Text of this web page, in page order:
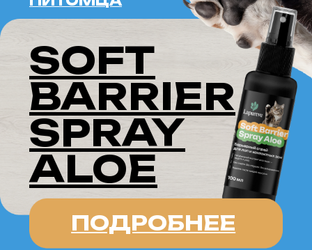
АПРЕЛИЯ (АПРЕ)
Имя «Апрелия» символизирует
пробуждение природы в апреле.
Оно наполняет мир мягким светом
рассвета и свежестью весеннего
ветра. В этом имени слышится
гармония цветов, щебет птиц и
шелест первых листочков,
создавая атмосферу надежды и